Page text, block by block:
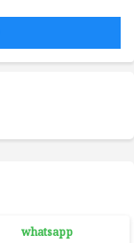
whatsapp